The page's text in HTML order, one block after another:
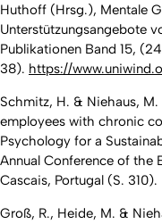
Huthoff (Hrsg.), Mentale
Unterstützungsangebote
Publikationen Band 15,
38). https://
Schmitz, H. & Niehaus,
employees with chronic
Psychology for a
Annual Conference of the
Cascais, Portugal (S. 310).
Groß, R., Heide, M. &